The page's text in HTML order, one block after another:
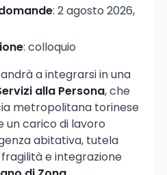
: 2 agosto 2026,
: colloquio
a integrarsi in una
alla Persona, che
metropolitana torinese
carico di lavoro
abitativa, tutela
e integrazione